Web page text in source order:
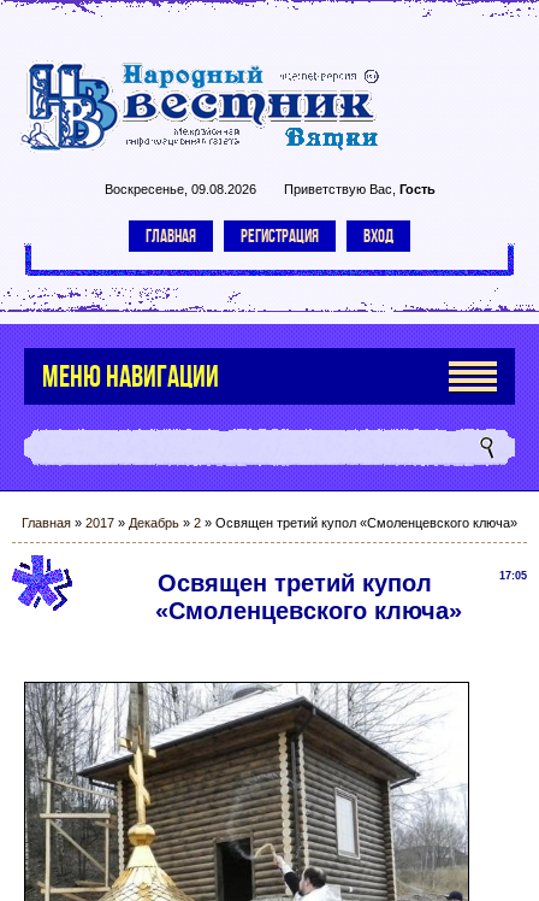
Воскресенье, 09.08.2026 Приветствую Вас Гость
ГЛАВНАЯ РЕГИСТРАЦИЯ ВХОД
МЕНЮ НАВИГАЦИИ
Главная » 2017 » Декабрь » 2 » Освящен третий купол «Смоленцевского ключа»
17:05
Освящен третий купол
«Смоленцевского ключа»